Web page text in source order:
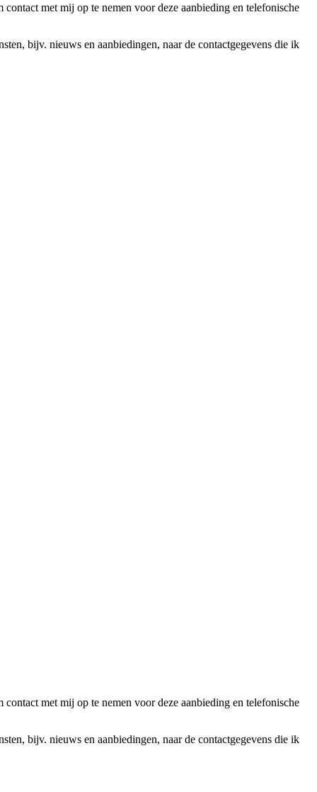
met mij op te nemen voor deze aanbieding en telefonische
bijv. nieuws en aanbiedingen, naar de contactgegevens die ik
met mij op te nemen voor deze aanbieding en telefonische
bijv. nieuws en aanbiedingen, naar de contactgegevens die ik